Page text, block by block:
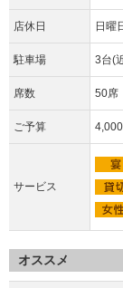
店休日 日曜
駐車場 3台(
席数 50席
ご予算
サービス
オススメ